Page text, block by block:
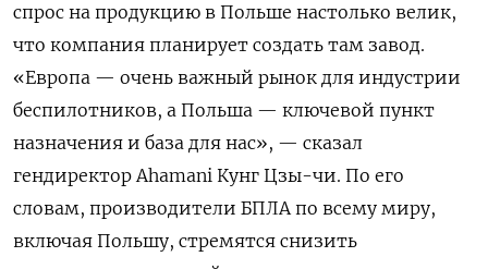
спрос на продукцию в Польше настолько велик,
что компания планирует создать там завод.
«Европа — очень важный рынок для индустрии
беспилотников, а Польша — ключевой пункт
назначения и база для нас», — сказал
гендиректор Ahamani Кунг Цзы-чи. По его
словам, производители БПЛА по всему миру,
включая Польшу, стремятся снизить